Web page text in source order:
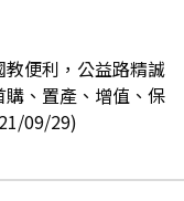
便利，公益路精誠
、置產、增值、保
09/29)